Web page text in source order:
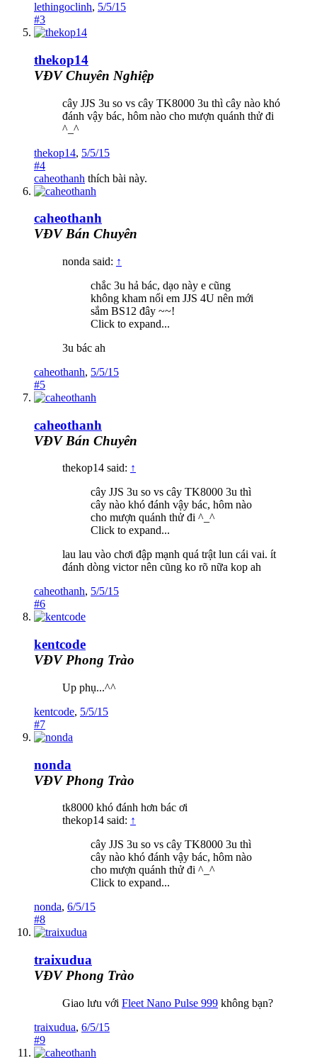
lethingoclinh, 5/5/15
#3
thekop14
VĐV Chuyên Nghiệp
cây JJS 3u so vs cây TK8000 3u thì cây nào khó
đánh vậy bác, hôm nào cho mượn quánh thử đi
^_^
thekop14, 5/5/15
#4
caheothanh thích bài này.
caheothanh
VĐV Bán Chuyên
nonda said: ↑
chắc 3u hả bác, dạo này e cũng
không kham nổi em JJS 4U nên mới
sắm BS12 đây ~~!
Click to expand...
3u bác ah
caheothanh, 5/5/15
#5
caheothanh
VĐV Bán Chuyên
thekop14 said: ↑
cây JJS 3u so vs cây TK8000 3u thì
cây nào khó đánh vậy bác, hôm nào
cho mượn quánh thử đi ^_^
Click to expand...
lau lau vào chơi đập mạnh quá trật lun cái vai. ít
đánh dòng victor nên cũng ko rõ nữa kop ah
caheothanh, 5/5/15
#6
kentcode
VĐV Phong Trào
Up phụ...^^
kentcode, 5/5/15
#7
nonda
VĐV Phong Trào
tk8000 khó đánh hơn bác ơi
thekop14 said: ↑
cây JJS 3u so vs cây TK8000 3u thì
cây nào khó đánh vậy bác, hôm nào
cho mượn quánh thử đi ^_^
Click to expand...
nonda, 6/5/15
#8
traixudua
VĐV Phong Trào
Giao lưu với Fleet Nano Pulse 999 không bạn?
traixudua, 6/5/15
#9